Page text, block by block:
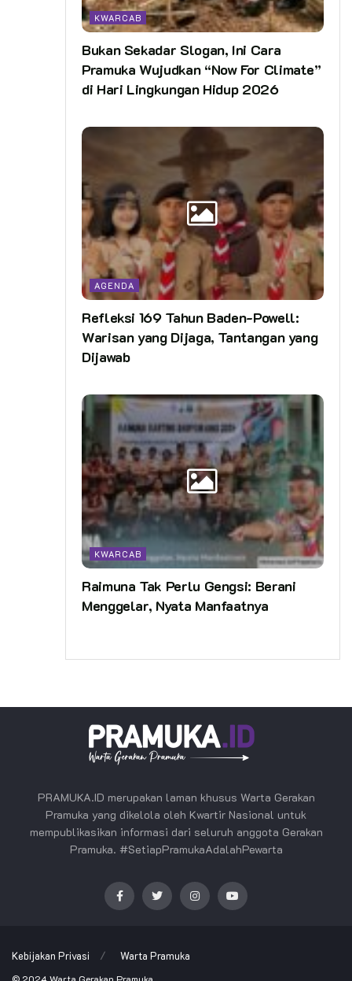
KWARCAB
Bukan Sekadar Slogan, Ini Cara
Pramuka Wujudkan “Now For Climate”
di Hari Lingkungan Hidup 2026
AGENDA
Refleksi 169 Tahun Baden-Powell:
Warisan yang Dijaga, Tantangan yang
Dijawab
KWARCAB
Raimuna Tak Perlu Gengsi: Berani
Menggelar, Nyata Manfaatnya
PRAMUKA.ID merupakan laman khusus Warta Gerakan
Pramuka yang dikelola oleh Kwartir Nasional untuk
mempublikasikan informasi dari seluruh anggota Gerakan
Pramuka. #SetiapPramukaAdalahPewarta
Kebijakan Privasi Warta Pramuka
© 2024Warta Gerakan Pramuka